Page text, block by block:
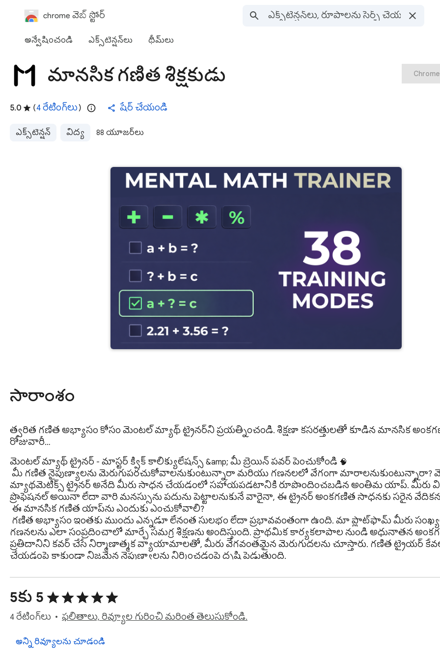
chrome వెబ్ స్టోర్
అన్వేషించండి ఎక్స్‌టెన్షన్‌లు థీమ్‌లు
మానసిక గణిత శిక్షకుడు
5.0 (4 రేటింగ్‌లు ) షేర్ చేయండి
ఎక్స్‌టెన్షన్‌ విద్య 88 యూజర్‌లు
సారాంశం
త్వరిత గణిత అభ్యాసం కోసం మెంటల్ మ్యాథ్ ట్రైనర్‌ని ప్రయత్నించండి. శిక్షణా కసరత్తులతో కూడిన మానసిక అంకగణిత అనువర్తనం
రోజువారీ…
మెంటల్ మ్యాథ్ ట్రైనర్ - మాస్టర్ క్విక్ కాలిక్యులేషన్స్ &amp; మీ బ్రెయిన్ పవర్ పెంచుకోండి 🧠
మ్యాథమెటిక్స్ ట్రైనర్ అనేది మీరు సాధన చేయడంలో సహాయపడటానికి రూపొందించబడిన అంతిమ యాప్. మీరు
ప్రొఫెషనల్ అయినా లేదా వారి మనస్సును పదును పెట్టాలనుకునే వారైనా, ఈ ట్రైనర్ అంకగణిత సాధనకు సరైన వేదికను
గణనలను ఎలా సంప్రదించాలో మార్చే సమగ్ర శిక్షణను అందిస్తుంది. ప్రాథమిక కార్యకలాపాల నుండి అధునాతన
ప్రతిదానిని కవర్ చేసే నిర్మాణాత్మక వ్యాయామాలతో, మీరు వేగవంతమైన మెరుగుదలను చూస్తారు. గణిత ట్రైయర్
చేయడంపై కాకుండా నిజమైన నైపుణ్యాలను నిర్మించడంపై దృష్టి పెడుతుంది.
మా శిక్షణా కార్యక్రమంలో మీ సామర్థ్యాలను సవాలు చేయడానికి మరియు అభివృద్ధి చేయడానికి వివిధ రకాల డ్రిల్‌లు ఉన్నాయి:
1️⃣ గణిత గుణకారాన్ని కసరత్తు చేస్తుంది - మాస్టర్ టైమ్స్ టేబుల్స్ మరియు సంక్లిష్ట సమస్యలు
2️⃣ గణిత వ్యాయామాలు అదనంగా - ప్రగతిశీల సవాళ్లతో మీ నైపుణ్యాలను వేగవంతం చేయండి
3️⃣ డ్రిల్స్ తీసివేత - మెరుపు-వేగవంతమైన సామర్థ్యాలను అభివృద్ధి చేయండి
5కు 5
4 రేటింగ్‌లు ఫలితాలు, రివ్యూల గురించి మరింత తెలుసుకోండి.
అన్ని రివ్యూలను చూడండి